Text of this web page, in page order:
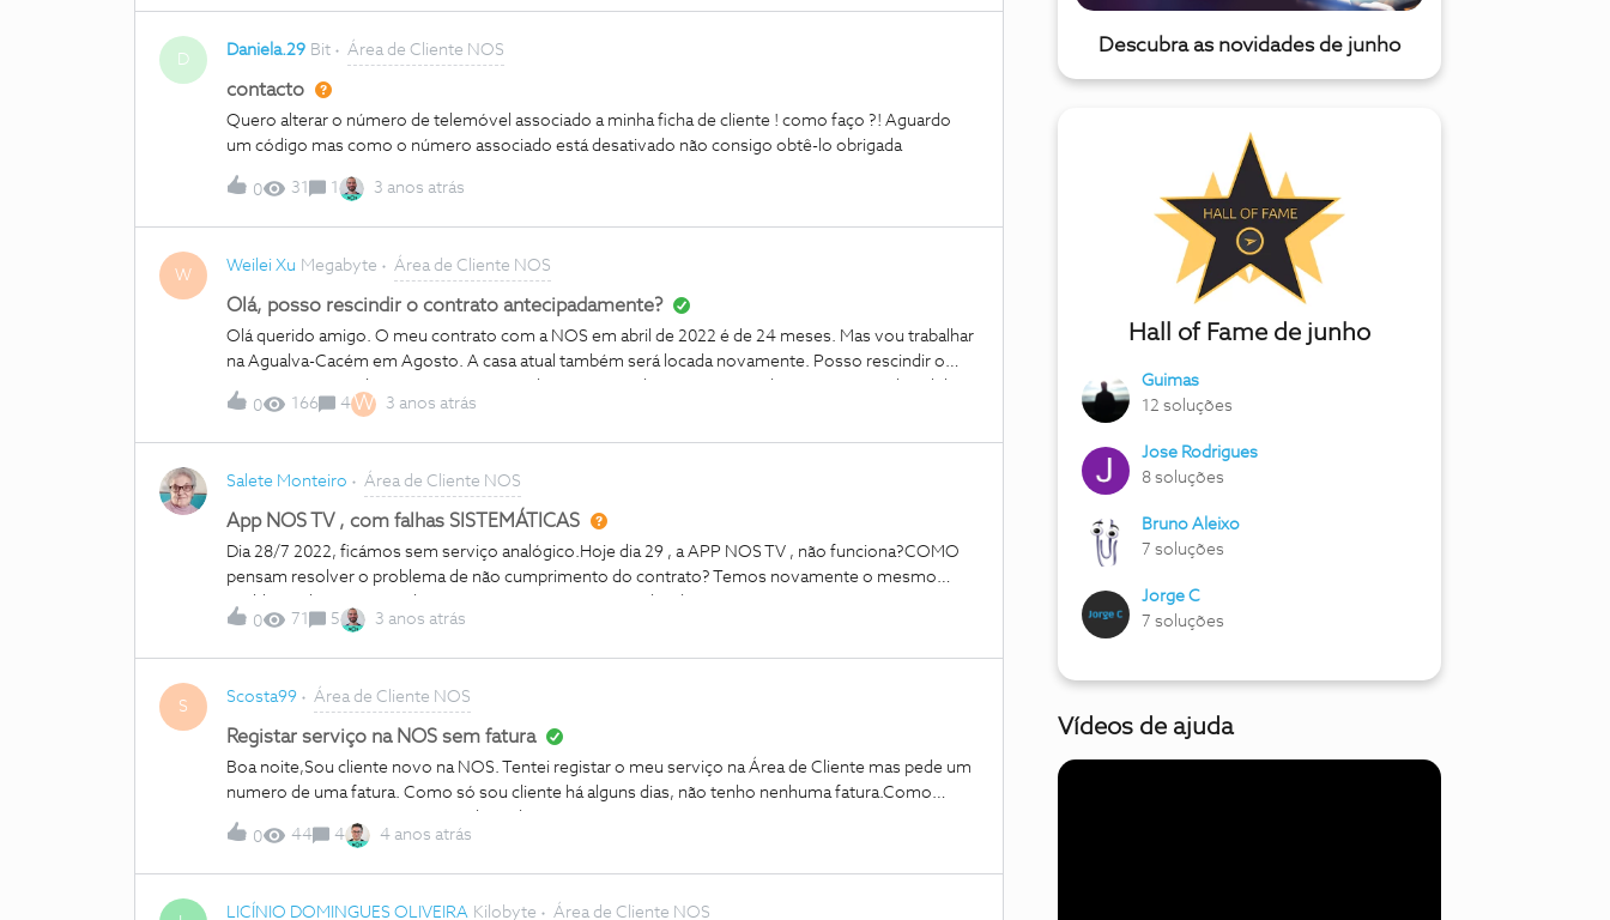
D
Daniela.29 Bit Área de Cliente NOS
contacto
Quero alterar o número de telemóvel associado a minha ficha de cliente ! como faço ?! Aguardo
um código mas como o número associado está desativado não consigo obtê-lo obrigada
0 31 1 3 anos atrás
W
Weilei Xu Megabyte Área de Cliente NOS
Olá, posso rescindir o contrato antecipadamente?
Olá querido amigo. O meu contrato com a NOS em abril de 2022 é de 24 meses. Mas vou trabalhar
na Agualva-Cacém em Agosto. A casa atual também será locada novamente. Posso rescindir o
contrato antecipadamente? Basta rescindir o contrato de internet. Guarde meu número de celular.
Obrigado!
0 166 4W 3 anos atrás
Salete Monteiro Área de Cliente NOS
App NOS TV , com falhas SISTEMÁTICAS
Dia 28/7 2022, ficámos sem serviço analógico.Hoje dia 29 , a APP NOS TV , não funciona?COMO
pensam resolver o problema de não cumprimento do contrato? Temos novamente o mesmo
problema do mês passado?Um serviço pago , contratualizado e que a NOS não cumpre?No meu
contrato tenho acesso e direito a App NOS TV.Peço esclarecimento urgente , para saber se devo
0 71 5 3 anos atrás
S
Scosta99 Área de Cliente NOS
Registar serviço na NOS sem fatura
Boa noite,Sou cliente novo na NOS. Tentei registar o meu serviço na Área de Cliente mas pede um
numero de uma fatura. Como só sou cliente há alguns dias, não tenho nenhuma fatura.Como
posso associar o meu serviço?Obrigado
0
44 4 4 anos atrás
LICÍNIO DOMINGUES OLIVEIRA Kilobyte Área de Cliente NOS
Descubra as novidades de junho
Hall of Fame de junho
Guimas
12 soluções
Jose Rodrigues
8 soluções
Bruno Aleixo
7 soluções
Jorge C
7 soluções
Vídeos de ajuda